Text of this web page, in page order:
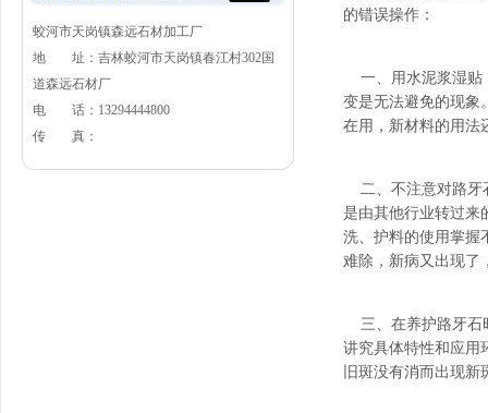
蛟河市天岗镇森远石材加工厂
地 址：吉林蛟河市天岗镇春江村302国
道森远石材厂
电 话：13294444800
传 真：
的错误操作：
一、用水泥浆湿贴
变是无法避免的现象
在用，新材料的用法
二、不注意对路牙
是由其他行业转过来
洗、护料的使用掌握
难除，新病又出现了
三、在养护路牙石
讲究具体特性和应用
旧斑没有消而出现